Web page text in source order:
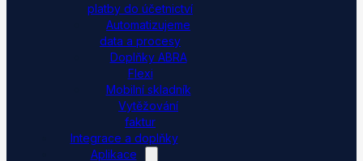
platby do účetnictví
Automatizujeme
data a procesy
Doplňky ABRA
Flexi
Mobilní skladník
Vytěžování
faktur
Integrace a doplňky
Aplikace